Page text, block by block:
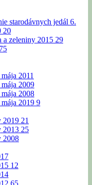
starodávnych jedál 6.
20
a zeleniny 2015 29
2011
mája 2009
mája 2008
mája 2019 9
2019 21
2013 25
2008
12
65